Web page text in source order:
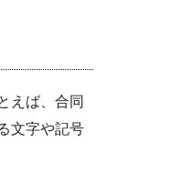
えば、合同
文字や記号